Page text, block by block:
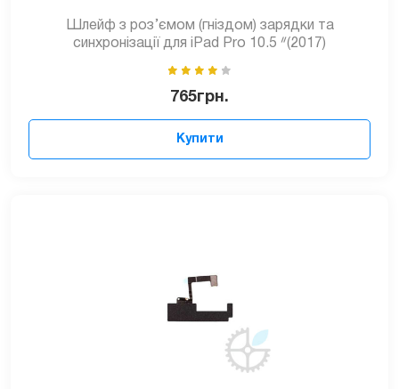
Шлейф з роз’ємом (гніздом) зарядки та
синхронізації для iPad Pro 10.5 ᐥ(2017)
765грн.
Купити